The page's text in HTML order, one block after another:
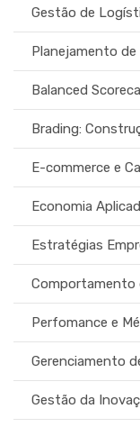
Gestão de
Planejamento
Balanced
Brading:
E-commerce e
Economia
Estratégias
Comportamento
Perfomance e
Gerenciamento
Gestão da